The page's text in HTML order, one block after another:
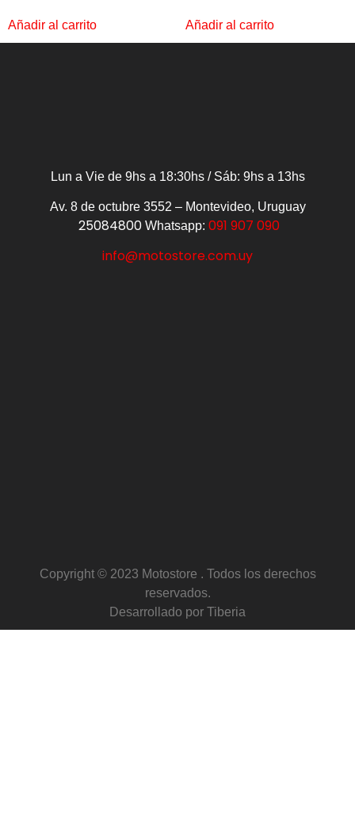
Añadir al carrito Añadir al carrito
Lun a Vie de 9hs a 18:30hs / Sáb: 9hs a 13hs
Av. 8 de octubre 3552 – Montevideo, Uruguay
25084800 Whatsapp: 091 907 090
info@motostore.com.uy
Copyright © 2023 Motostore . Todos los derechos
reservados.
Desarrollado por Tiberia